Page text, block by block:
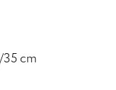
cm